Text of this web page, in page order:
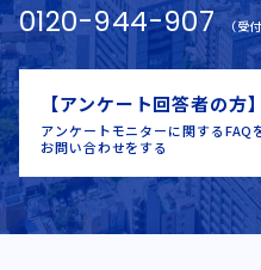
0120-944-907 （受
【アンケート回答者の方】
アンケートモニターに関するFAQ
お問い合わせをする